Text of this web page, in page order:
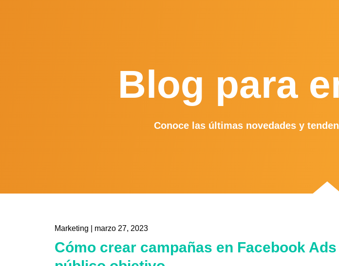
Blog para
Conoce las últimas novedades y
Marketing marzo 27, 2023
Cómo crear campañas en Facebook